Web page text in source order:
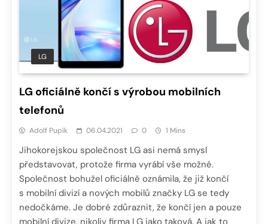
LG
LG oficiálně končí s výrobou mobilních
telefonů
Adolf Pupík 06.04.2021 0 1 Mins
Jihokorejskou společnost LG asi nemá smysl
představovat, protože firma vyrábí vše možné.
Společnost bohužel oficiálně oznámila, že již končí
s mobilní divizí a nových mobilů značky LG se tedy
nedočkáme. Je dobré zdůraznit, že končí jen a pouze
mobilní divize, nikoliv firma LG jako taková. A jak to